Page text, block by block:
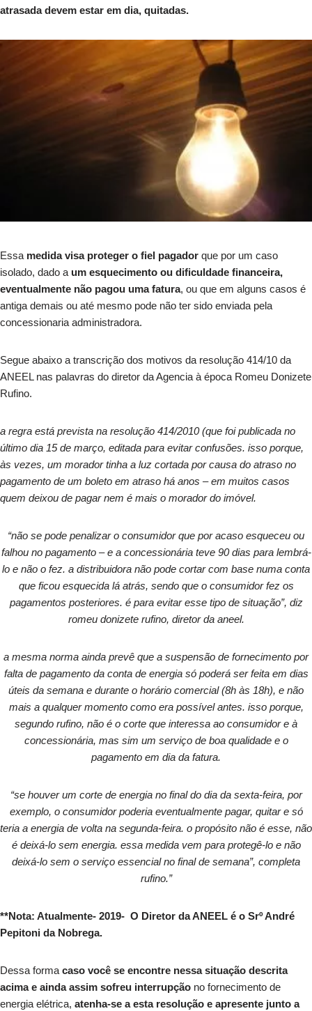
atrasada devem estar em dia, quitadas.
Essa medida visa proteger o fiel pagador que por um caso
isolado, dado a um esquecimento ou dificuldade financeira,
eventualmente não pagou uma fatura, ou que em alguns casos é
antiga demais ou até mesmo pode não ter sido enviada pela
concessionaria administradora.
Segue abaixo a transcrição dos motivos da resolução 414/10 da
ANEEL nas palavras do diretor da Agencia à época Romeu Donizete
Rufino.
a regra está prevista na resolução 414/2010 (que foi publicada no
último dia 15 de março, editada para evitar confusões. isso porque,
às vezes, um morador tinha a luz cortada por causa do atraso no
pagamento de um boleto em atraso há anos – em muitos casos
quem deixou de pagar nem é mais o morador do imóvel.
“não se pode penalizar o consumidor que por acaso esqueceu ou
falhou no pagamento – e a concessionária teve 90 dias para lembrá-
lo e não o fez. a distribuidora não pode cortar com base numa conta
que ficou esquecida lá atrás, sendo que o consumidor fez os
pagamentos posteriores. é para evitar esse tipo de situação”, diz
romeu donizete rufino, diretor da aneel.
a mesma norma ainda prevê que a suspensão de fornecimento por
falta de pagamento da conta de energia só poderá ser feita em dias
úteis da semana e durante o horário comercial (8h às 18h), e não
mais a qualquer momento como era possível antes. isso porque,
segundo rufino, não é o corte que interessa ao consumidor e à
concessionária, mas sim um serviço de boa qualidade e o
pagamento em dia da fatura.
“se houver um corte de energia no final do dia da sexta-feira, por
exemplo, o consumidor poderia eventualmente pagar, quitar e só
teria a energia de volta na segunda-feira. o propósito não é esse, não
é deixá-lo sem energia. essa medida vem para protegê-lo e não
deixá-lo sem o serviço essencial no final de semana”, completa
rufino.”
**Nota: Atualmente- 2019- O Diretor da ANEEL é o Srº André
Pepitoni da Nobrega.
Dessa forma caso você se encontre nessa situação descrita
acima e ainda assim sofreu interrupção no fornecimento de
energia elétrica, atenha-se a esta resolução e apresente junto a